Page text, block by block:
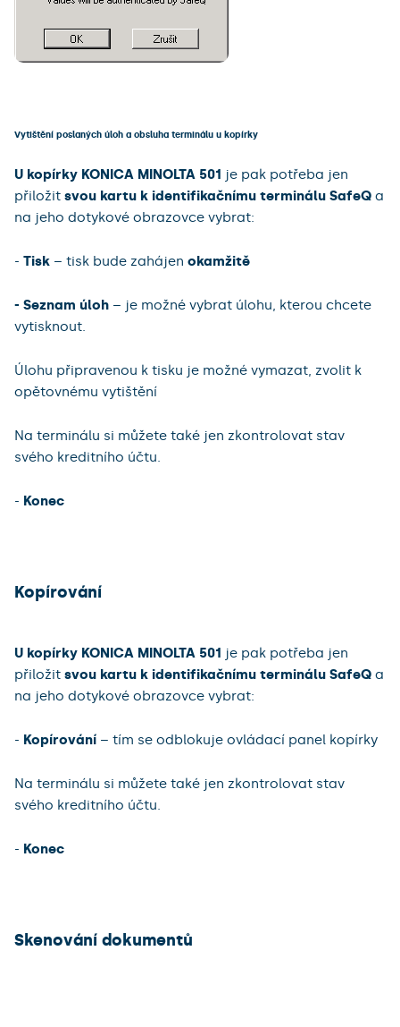
Vytištění poslaných úloh a obsluha terminálu u kopírky
U kopírky KONICA MINOLTA 501 je pak potřeba jen
přiložit svou kartu k identifikačnímu terminálu SafeQ a
na jeho dotykové obrazovce vybrat:
- Tisk – tisk bude zahájen okamžitě
- Seznam úloh – je možné vybrat úlohu, kterou chcete
vytisknout.
Úlohu připravenou k tisku je možné vymazat, zvolit k
opětovnému vytištění
Na terminálu si můžete také jen zkontrolovat stav
svého kreditního účtu.
- Konec
Kopírování
U kopírky KONICA MINOLTA 501 je pak potřeba jen
přiložit svou kartu k identifikačnímu terminálu SafeQ a
na jeho dotykové obrazovce vybrat:
- Kopírování – tím se odblokuje ovládací panel kopírky
Na terminálu si můžete také jen zkontrolovat stav
svého kreditního účtu.
- Konec
Skenování dokumentů